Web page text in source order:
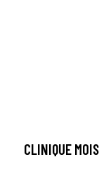
CLINIQUE